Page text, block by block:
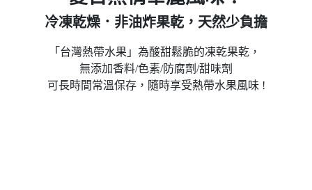
冷凍乾燥．非油炸果乾，天然少負擔
「台灣熱帶水果」為酸甜鬆脆的凍乾果乾，
無添加香料/色素/防腐劑/甜味劑
可長時間常溫保存，隨時享受熱帶水果風味 !